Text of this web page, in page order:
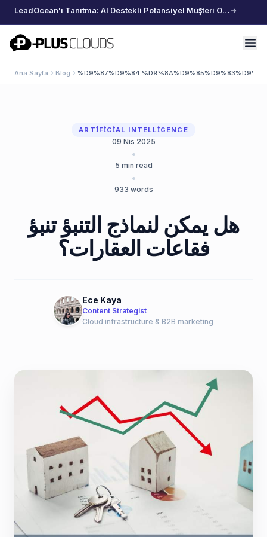
LeadOcean'ı Tanıtma: AI Destekli Potansiyel Müşteri Oluşturma, Özenle Seçilmiş Veriler, Zahmetsiz Büyüme
PlusClouds
Ana Sayfa Blog %D9%87%D9%84
ARTIFICIAL INTELLIGENCE
09 Nis 2025
•
5 min read
•
933 words
هل يمكن لنماذج التنبؤ تنبؤ
فقاعات العقارات؟
Ece Kaya
Content Strategist
Cloud infrastructure & B2B marketing